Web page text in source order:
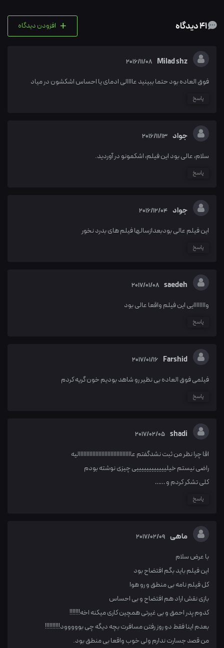
+ افزودن دیدگاه
Milad shz
2016/11/08
فوق العاده بود حتما ببینید عاااالی ادمای یا احساس اشکشون در میاد
پاسخ
جواد 2016/11/13
سلام، عالی بود این فیلم، اشکمونو در آوردید.
پاسخ
جواد 2016/12/04
این فیلم عالی بودبعدازسالها فیلم های بدرد نخور
پاسخ
saedeh
2017/01/08
واااااااایی این فیلم واقعا عالی بود
پاسخ
Farshid
2017/01/16
فیلمی فوق العاده بی نظیر رو شاهد بودیم خون گریه کردم
پاسخ
shadi
2017/02/05
اقا چرا نظر من ثبت نشدگفتم عااااااااااااااااااااااااااااااااااالیه
راضی نیستم خیلییییییییییییی چیزی نوشته بودم
کلی تشکر کردم و ……
پاسخ
ماهی 2017/02/09
با عرض سلام
این فیلم باید بگم افتضاح بود
کل فیلم نامه بی منطق و رو هوا
بازی نقش اراد هم افتضاح و بی احساس
کدوم پدر احمق و بی غیرتی همچین کاری میکنه اخه!!!!!!!
بعدم اینا فقط دو روز رفتن مسافرت بچه دیگه چی بووووود!!!!!!!!!!
من قصد جسارت ندارم ولی خوب واقعا بی منطق بود.